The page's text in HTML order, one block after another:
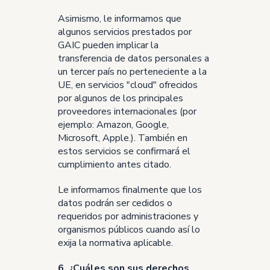
Asimismo, le informamos que
algunos servicios prestados por
GAIC pueden implicar la
transferencia de datos personales a
un tercer país no perteneciente a la
UE, en servicios "cloud" ofrecidos
por algunos de los principales
proveedores internacionales (por
ejemplo: Amazon, Google,
Microsoft, Apple.). También en
estos servicios se confirmará el
cumplimiento antes citado.
Le informamos finalmente que los
datos podrán ser cedidos o
requeridos por administraciones y
organismos públicos cuando así lo
exija la normativa aplicable.